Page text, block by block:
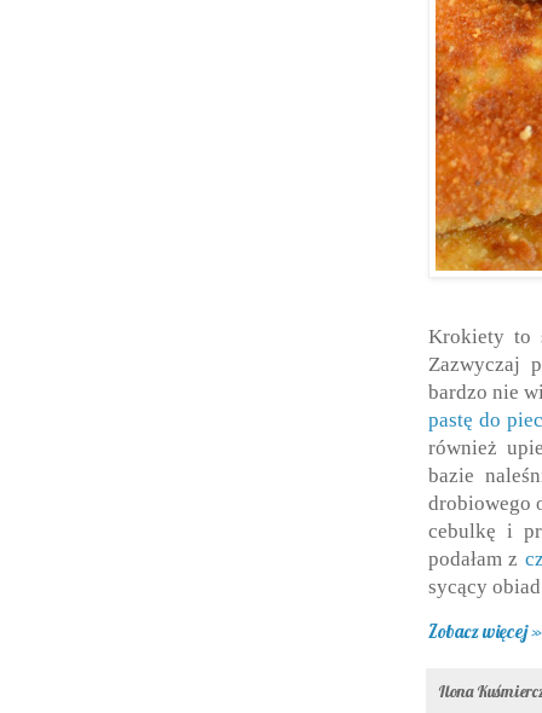
Krokiety to
Zazwyczaj
bardzo nie
pastę do
również
bazie
drobiowego
cebulkę i
podałam z
sycący
Zobacz więcej »
Ilona